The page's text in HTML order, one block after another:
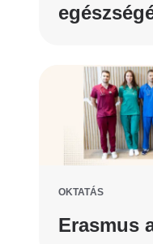
OKTATÁS
Erasmus